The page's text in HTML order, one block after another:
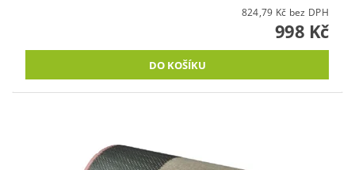
824,79 Kč bez DPH
998 Kč